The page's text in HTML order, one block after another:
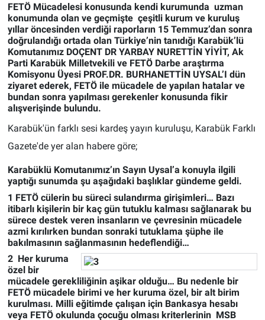
FETÖ Mücadelesi konusunda kendi kurumunda uzman
konumunda olan ve geçmişte çeşitli kurum ve kuruluş
yıllar öncesinden verdiği raporların 15 Temmuz’dan sonra
doğrulandığı ortada olan Türkiye’nin tanıdığı Karabük’lü
Komutanımız DOÇENT DR YARBAY NURETTİN YİYİT, Ak
Parti Karabük Milletvekili ve FETÖ Darbe araştırma
Komisyonu Üyesi PROF.DR. BURHANETTİN UYSAL’I dün
ziyaret ederek, FETÖ ile mücadele de yapılan hatalar ve
bundan sonra yapılması gerekenler konusunda fikir
alışverişinde bulundu.
Karabük'ün farklı sesi kardeş yayın kuruluşu, Karabük Farklı
Gazete'de yer alan habere göre;
Karabüklü Komutanımız’ın Sayın Uysal’a konuyla ilgili
yaptığı sunumda şu aşağıdaki başlıklar gündeme geldi.
1 FETÖ cülerin bu süreci sulandırma girişimleri… Bazı
itibarlı kişilerin bir kaç gün tutuklu kalması sağlanarak bu
sürece destek veren insanların ve çevresinin mücadele
azmi kırılırken bundan sonraki tutuklama şüphe ile
bakılmasının sağlanmasının hedeflendiği…
2 Her kuruma
özel bir
mücadele gerekliliğinin aşikar olduğu… Bu nedenle bir
FETÖ mücadele birimi ve her kuruma özel, bir alt birim
kurulması. Milli eğitimde çalışan için Bankasya hesabı
veya FETÖ okulunda çocuğu olması kriterlerinin MSB